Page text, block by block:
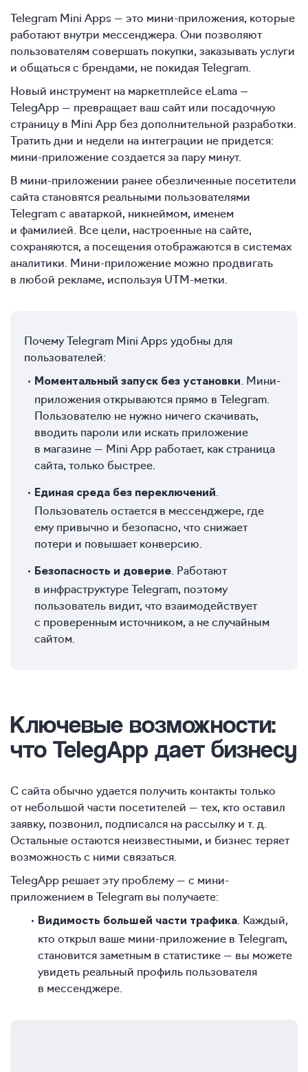
Telegram Mini Apps — это мини-приложения, которые
работают внутри мессенджера. Они позволяют
пользователям совершать покупки, заказывать услуги
и общаться с брендами, не покидая Telegram.
Новый инструмент на маркетплейсе eLama —
TelegApp — превращает ваш сайт или посадочную
страницу в Mini App без дополнительной разработки.
Тратить дни и недели на интеграции не придется:
мини-приложение создается за пару минут.
В мини-приложении ранее обезличенные посетители
сайта становятся реальными пользователями
Telegram с аватаркой, никнеймом, именем
и фамилией. Все цели, настроенные на сайте,
сохраняются, а посещения отображаются в системах
аналитики. Мини-приложение можно продвигать
в любой рекламе, используя UTM-метки.
Почему Telegram Mini Apps удобны для
пользователей:
Моментальный запуск без установки
. Мини-
приложения открываются прямо в Telegram.
Пользователю не нужно ничего скачивать,
вводить пароли или искать приложение
в магазине — Mini App работает, как страница
сайта, только быстрее.
Единая среда без переключений
Пользователь остается в мессенджере, где
ему привычно и безопасно, что снижает
потери и повышает конверсию.
Безопасность и доверие . Работают
в инфраструктуре Telegram, поэтому
пользователь видит, что взаимодействует
с проверенным источником, а не случайным
сайтом.
Ключевые возможности:
что TelegApp дает бизнесу
С сайта обычно удается получить контакты только
от небольшой части посетителей — тех, кто оставил
заявку, позвонил, подписался на рассылку и т. д.
Остальные остаются неизвестными, и бизнес теряет
возможность с ними связаться.
TelegApp решает эту проблему — с мини-
приложением в Telegram вы получаете:
Видимость большей части трафика . Каждый,
кто открыл ваше мини-приложение в Telegram,
становится заметным в статистике — вы можете
увидеть реальный профиль пользователя
в мессенджере.